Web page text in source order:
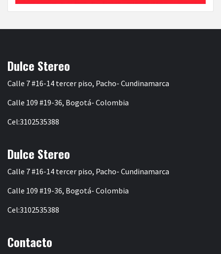
Dulce Stereo
Calle 7 #16-14 tercer piso, Pacho- Cundinamarca
Calle 109 #19-36, Bogotá- Colombia
Cel:3102535388
Dulce Stereo
Calle 7 #16-14 tercer piso, Pacho- Cundinamarca
Calle 109 #19-36, Bogotá- Colombia
Cel:3102535388
Contacto